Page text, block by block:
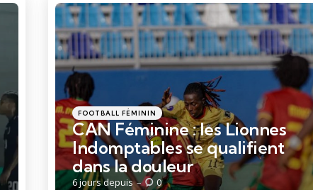
Catégories
Posté
dans
FOOTBALL FÉMININ
CAN Féminine : les Lionnes
Indomptables se qualifient
dans la douleur
6 jours depuis 0